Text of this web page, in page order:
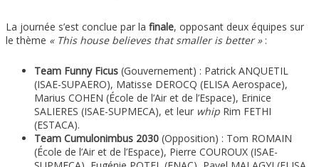
La journée s’est conclue par la finale, opposant deux équipes sur
le thème « This house believes that smaller is better »:
Team Funny Ficus (Gouvernement) : Patrick ANQUETIL
(ISAE-SUPAERO), Matisse DEROCQ (ELISA Aerospace),
Marius COHEN (École de l’Air et de l’Espace), Erinice
SALIERES (ISAE-SUPMECA), et leur whip Rim FETHI
(ESTACA).
Team Cumulonimbus 2030 (Opposition) : Tom ROMAIN
(École de l’Air et de l’Espace), Pierre COUROUX (ISAE-